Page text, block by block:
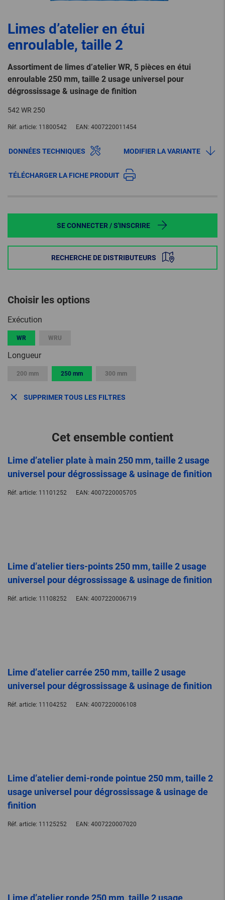
Limes d’atelier en étui
enroulable, taille 2
Assortiment de limes d’atelier WR, 5 pièces en étui
enroulable 250 mm, taille 2 usage universel pour
dégrossissage & usinage de finition
542 WR 250
Réf. article: 11800542 EAN: 4007220011454
DONNÉES TECHNIQUES MODIFIER LA VARIANTE
TÉLÉCHARGER LA FICHE PRODUIT
SE CONNECTER / S'INSCRIRE
RECHERCHE DE DISTRIBUTEURS
Choisir les options
Exécution
WR WRU
Longueur
200 mm 250 mm 300 mm
SUPPRIMER TOUS LES FILTRES
Cet ensemble contient
Lime d’atelier plate à main 250 mm, taille 2 usage
universel pour dégrossissage & usinage de finition
Réf. article: 11101252 EAN: 4007220005705
Lime d’atelier tiers-points 250 mm, taille 2 usage
universel pour dégrossissage & usinage de finition
Réf. article: 11108252 EAN: 4007220006719
Lime d’atelier carrée 250 mm, taille 2 usage
universel pour dégrossissage & usinage de finition
Réf. article: 11104252 EAN: 4007220006108
Lime d’atelier demi-ronde pointue 250 mm, taille 2
usage universel pour dégrossissage & usinage de
finition
Réf. article: 11125252 EAN: 4007220007020
Lime d’atelier ronde 250 mm, taille 2 usage